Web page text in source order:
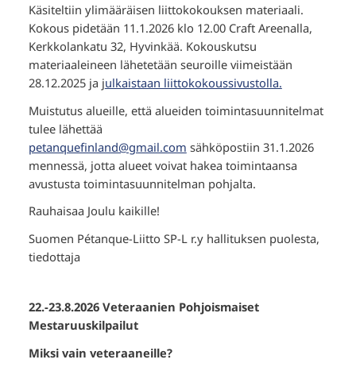
Käsiteltiin ylimääräisen liittokokouksen materiaali.
Kokous pidetään 11.1.2026 klo 12.00 Craft Areenalla,
Kerkkolankatu 32, Hyvinkää. Kokouskutsu
materiaaleineen lähetetään seuroille viimeistään
28.12.2025 ja julkaistaan liittokokoussivustolla.
Muistutus alueille, että alueiden toimintasuunnitelmat
tulee lähettää
petanquefinland@gmail.com sähköpostiin 31.1.2026
mennessä, jotta alueet voivat hakea toimintaansa
avustusta toimintasuunnitelman pohjalta.
Rauhaisaa Joulu kaikille!
Suomen Pétanque-Liitto SP-L r.y hallituksen puolesta,
tiedottaja
22.-23.8.2026 Veteraanien Pohjoismaiset
Mestaruuskilpailut
Miksi vain veteraaneille?